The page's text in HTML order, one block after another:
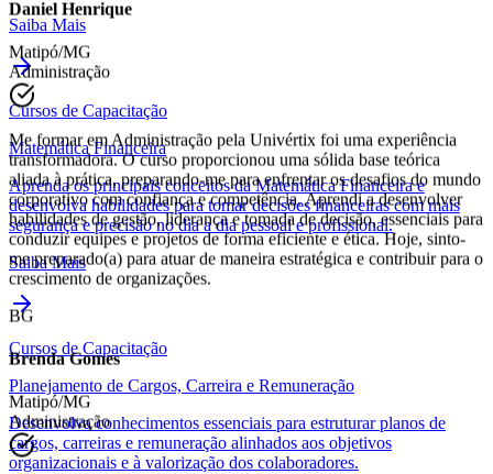
Saiba Mais
Cursos de Capacitação
Matemática Financeira
Aprenda os principais conceitos da Matemática Financeira e
desenvolva habilidades para tomar decisões financeiras com mais
segurança e precisão no dia a dia pessoal e profissional.
Saiba Mais
Cursos de Capacitação
Planejamento de Cargos, Carreira e Remuneração
Desenvolva conhecimentos essenciais para estruturar planos de
cargos, carreiras e remuneração alinhados aos objetivos
organizacionais e à valorização dos colaboradores.
Daniel Henrique
Matipó/MG
Administração
Me formar em Administração pela Univértix foi uma experiência
transformadora. O curso proporcionou uma sólida base teórica
aliada à prática, preparando-me para enfrentar os desafios do mundo
corporativo com confiança e competência. Aprendi a desenvolver
habilidades de gestão, liderança e tomada de decisão, essenciais para
conduzir equipes e projetos de forma eficiente e ética. Hoje, sinto-
me preparado(a) para atuar de maneira estratégica e contribuir para o
crescimento de organizações.
BG
Brenda Gomes
Matipó/MG
Administração